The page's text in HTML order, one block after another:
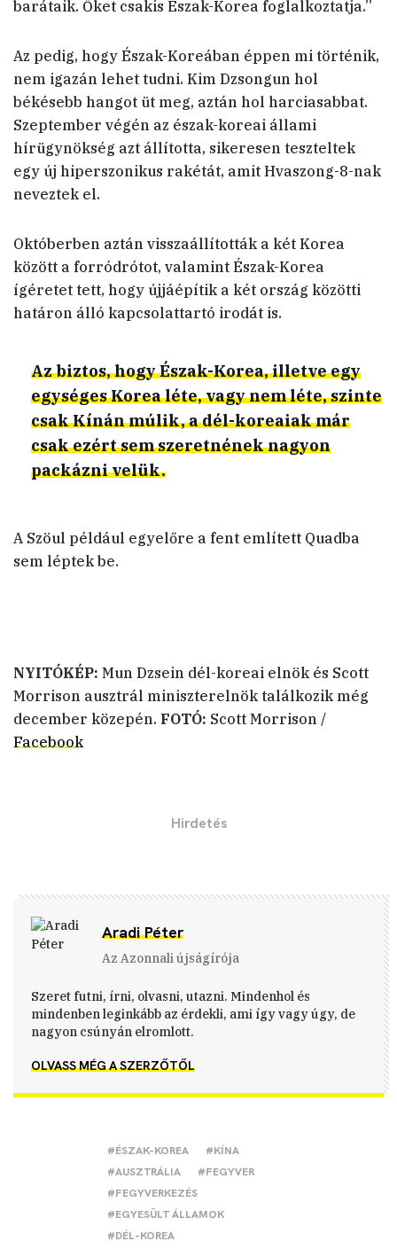
#ÉSZAK-KOREA
#KÍNA
#AUSZTRÁLIA
#FEGYVER
#FEGYVERKEZÉS
#EGYESÜLT ÁLLAMOK
#DÉL-KOREA
barátaik. Őket csakis Észak-Korea foglalkoztatja.”
Az pedig, hogy Észak-Koreában éppen mi történik,
nem igazán lehet tudni. Kim Dzsongun hol
békésebb hangot üt meg, aztán hol harciasabbat.
Szeptember végén az észak-koreai állami
hírügynökség azt állította, sikeresen teszteltek
egy új hiperszonikus rakétát, amit Hvaszong-8-nak
neveztek el.
Októberben aztán visszaállították a két Korea
között a forródrótot, valamint Észak-Korea
ígéretet tett, hogy újjáépítik a két ország közötti
határon álló kapcsolattartó irodát is.
Az biztos, hogy Észak-Korea, illetve egy
egységes Korea léte, vagy nem léte, szinte
csak Kínán múlik, a dél-koreaiak már
csak ezért sem szeretnének nagyon
packázni velük.
A Szöul például egyelőre a fent említett Quadba
sem léptek be.
NYITÓKÉP: Mun Dzsein dél-koreai elnök és Scott
Morrison ausztrál miniszterelnök találkozik még
december közepén. FOTÓ: Scott Morrison /
Facebook
Aradi Péter
Az Azonnali újságírója
Szeret futni, írni, olvasni, utazni. Mindenhol és
mindenben leginkább az érdekli, ami így vagy úgy, de
nagyon csúnyán elromlott.
OLVASS MÉG A SZERZŐTŐL